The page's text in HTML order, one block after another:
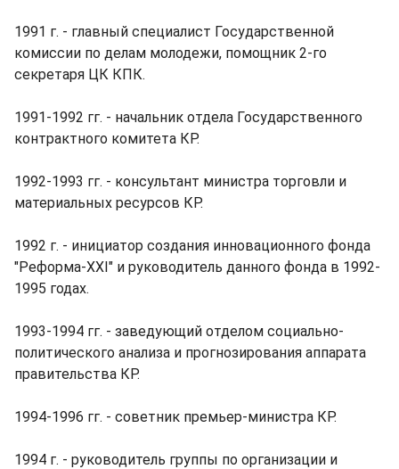
1991 г. - главный специалист Государственной
комиссии по делам молодежи, помощник 2-го
секретаря ЦК КПК.
1991-1992 гг. - начальник отдела Государственного
контрактного комитета КР.
1992-1993 гг. - консультант министра торговли и
материальных ресурсов КР.
1992 г. - инициатор создания инновационного фонда
"Реформа-ХХI" и руководитель данного фонда в 1992-
1995 годах.
1993-1994 гг. - заведующий отделом социально-
политического анализа и прогнозирования аппарата
правительства КР.
1994-1996 гг. - советник премьер-министра КР.
1994 г. - руководитель группы по организации и